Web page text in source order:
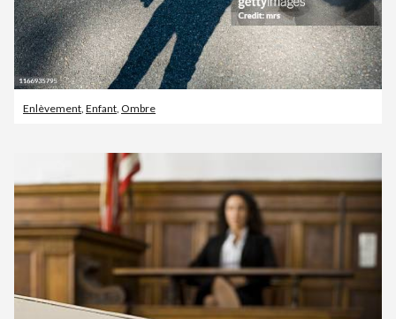
Enlèvement, Enfant, Ombre